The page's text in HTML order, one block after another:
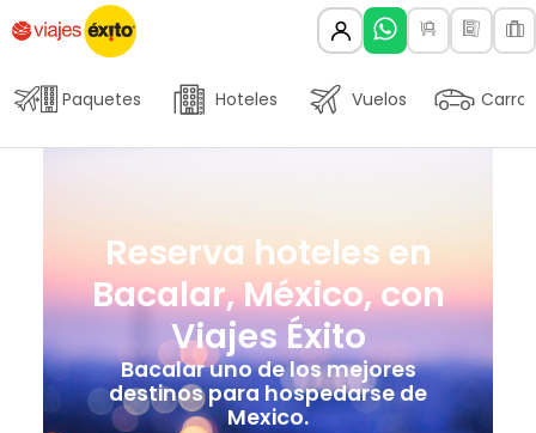
Paquetes Hoteles Vuelos Carros
Reserva hoteles en
Bacalar, México, con
Viajes Éxito
Bacalar uno de los mejores
destinos para hospedarse de
Mexico.